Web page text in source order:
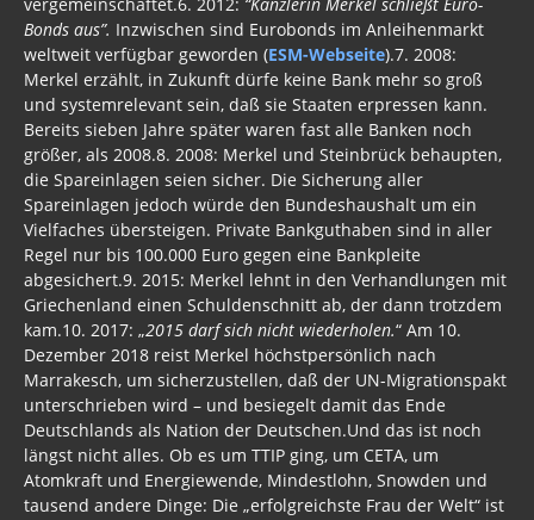
BRD Gesetze
UPIK
Freie Gemeinden
BRD Meinungsfreiheit
Asyl 2017
Asyl 2016
ASYLINDUSTRIE
Extremismus
Schattenparlament
SPD - Medien Imperium
Stöverstuuv 2017, 2016. 2015
Bonds aus”. Inzwischen sind Eurobonds im Anleihenmarkt
weltweit verfügbar geworden (ESM-Webseite).7. 2008:
Merkel erzählt, in Zukunft dürfe keine Bank mehr so groß
und systemrelevant sein, daß sie Staaten erpressen kann.
Bereits sieben Jahre später waren fast alle Banken noch
größer, als 2008.8. 2008: Merkel und Steinbrück behaupten,
die Spareinlagen seien sicher. Die Sicherung aller
Spareinlagen jedoch würde den Bundeshaushalt um ein
Vielfaches übersteigen. Private Bankguthaben sind in aller
Regel nur bis 100.000 Euro gegen eine Bankpleite
abgesichert.9. 2015: Merkel lehnt in den Verhandlungen mit
Griechenland einen Schuldenschnitt ab, der dann trotzdem
kam.10. 2017: „2015 darf sich nicht wiederholen.“ Am 10.
Dezember 2018 reist Merkel höchstpersönlich nach
Marrakesch, um sicherzustellen, daß der UN-Migrationspakt
unterschrieben wird – und besiegelt damit das Ende
Deutschlands als Nation der Deutschen.Und das ist noch
längst nicht alles. Ob es um TTIP ging, um CETA, um
Atomkraft und Energiewende, Mindestlohn, Snowden und
tausend andere Dinge: Die „erfolgreichste Frau der Welt“ ist